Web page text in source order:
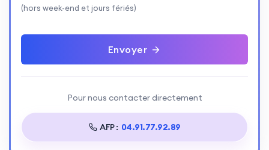
(hors week-end et jours fériés)
Envoyer
Pour nous contacter directement
AFP : 04.91.77.92.89